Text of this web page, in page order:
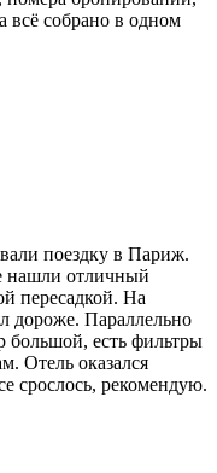
всё собрано в одном
поездку в Париж.
нашли отличный
пересадкой. На
дороже. Параллельно
большой, есть фильтры
Отель оказался
срослось, рекомендую.